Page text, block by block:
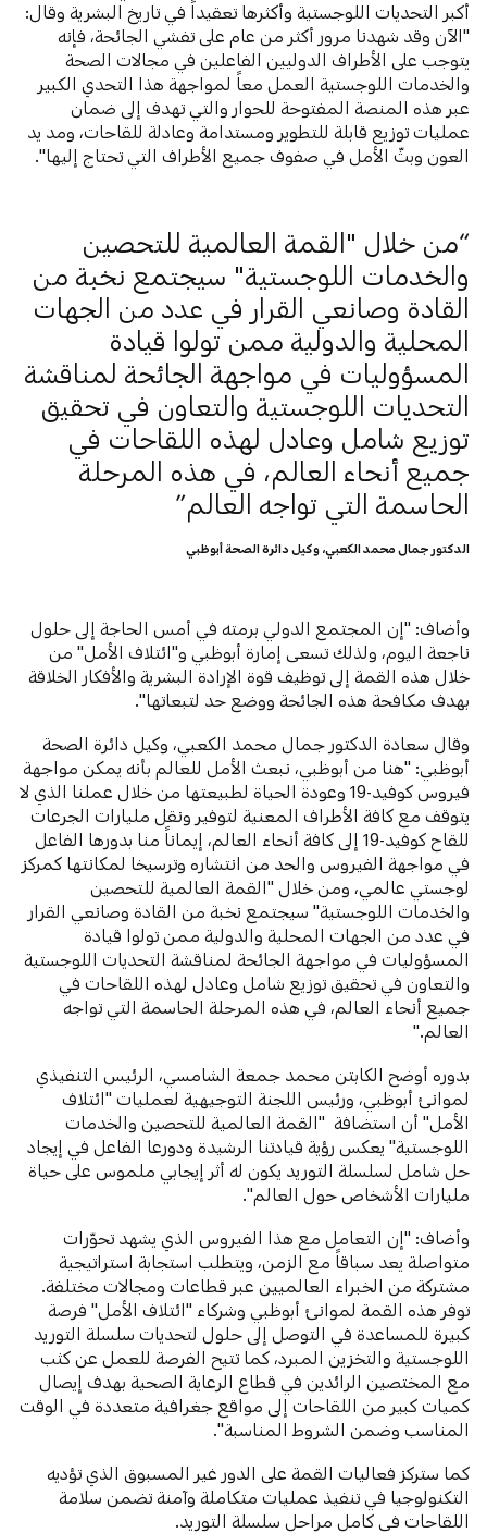
أكبر التحديات اللوجستية وأكثرها تعقيداً في تاريخ البشرية وقال:
"الآن وقد شهدنا مرور أكثر من عام على تفشي الجائحة، فإنه
يتوجب على الأطراف الدوليين الفاعلين في مجالات الصحة
والخدمات اللوجستية العمل معاً لمواجهة هذا التحدي الكبير
عبر هذه المنصة المفتوحة للحوار والتي تهدف إلى ضمان
عمليات توزيع قابلة للتطوير ومستدامة وعادلة للقاحات، ومد يد
العون وبثّ الأمل في صفوف جميع الأطراف التي تحتاج إليها".
من خلال "القمة العالمية للتحصين
والخدمات اللوجستية" سيجتمع نخبة من
القادة وصانعي القرار في عدد من الجهات
المحلية والدولية ممن تولوا قيادة
المسؤوليات في مواجهة الجائحة لمناقشة
التحديات اللوجستية والتعاون في تحقيق
توزيع شامل وعادل لهذه اللقاحات في
جميع أنحاء العالم، في هذه المرحلة
الحاسمة التي تواجه العالم
الدكتور جمال محمد الكعبي، وكيل دائرة الصحة أبوظبي
وأضاف: "إن المجتمع الدولي برمته في أمس الحاجة إلى حلول
ناجعة اليوم، ولذلك تسعى إمارة أبوظبي و"ائتلاف الأمل" من
خلال هذه القمة إلى توظيف قوة الإرادة البشرية والأفكار الخلاقة
بهدف مكافحة هذه الجائحة ووضع حد لتبعاتها".
وقال سعادة الدكتور جمال محمد الكعبي، وكيل دائرة الصحة
أبوظبي: "هنا من أبوظبي، نبعث الأمل للعالم بأنه يمكن مواجهة
فيروس كوفيد-19 وعودة الحياة لطبيعتها من خلال عملنا الذي لا
يتوقف مع كافة الأطراف المعنية لتوفير ونقل مليارات الجرعات
للقاح كوفيد-19 إلى كافة أنحاء العالم، إيماناً منا بدورها الفاعل
في مواجهة الفيروس والحد من انتشاره وترسيخا لمكانتها كمركز
لوجستي عالمي، ومن خلال "القمة العالمية للتحصين
والخدمات اللوجستية" سيجتمع نخبة من القادة وصانعي القرار
في عدد من الجهات المحلية والدولية ممن تولوا قيادة
المسؤوليات في مواجهة الجائحة لمناقشة التحديات اللوجستية
والتعاون في تحقيق توزيع شامل وعادل لهذه اللقاحات في
جميع أنحاء العالم، في هذه المرحلة الحاسمة التي تواجه
العالم."
بدوره أوضح الكابتن محمد جمعة الشامسي، الرئيس التنفيذي
لموانئ أبوظبي، ورئيس اللجنة التوجيهية لعمليات "ائتلاف
الأمل" أن استضافة "القمة العالمية للتحصين والخدمات
اللوجستية" يعكس رؤية قيادتنا الرشيدة ودورعا الفاعل في إيجاد
حل شامل لسلسلة التوريد يكون له أثر إيجابي ملموس على حياة
مليارات الأشخاص حول العالم".
وأضاف: "إن التعامل مع هذا الفيروس الذي يشهد تحوّرات
متواصلة يعد سباقاً مع الزمن، ويتطلب استجابة استراتيجية
مشتركة من الخبراء العالميين عبر قطاعات ومجالات مختلفة.
توفر هذه القمة لموانئ أبوظبي وشركاء "ائتلاف الأمل" فرصة
كبيرة للمساعدة في التوصل إلى حلول لتحديات سلسلة التوريد
اللوجستية والتخزين المبرد، كما تتيح الفرصة للعمل عن كثب
مع المختصين الرائدين في قطاع الرعاية الصحية بهدف إيصال
كميات كبير من اللقاحات إلى مواقع جغرافية متعددة في الوقت
المناسب وضمن الشروط المناسبة".
كما ستركز فعاليات القمة على الدور غير المسبوق الذي تؤديه
التكنولوجيا في تنفيذ عمليات متكاملة وآمنة تضمن سلامة
اللقاحات في كامل مراحل سلسلة التوريد.